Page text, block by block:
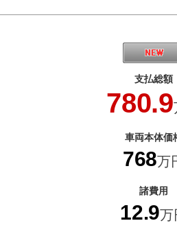
支払総額
780.9
車両本体価
768万
諸費用
12.9万